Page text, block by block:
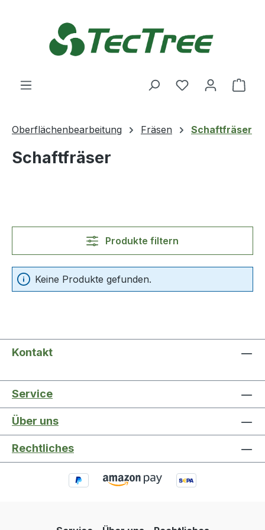
Du hast 0
Oberflächenbearbeitung Fräsen Schaftfräser
Schaftfräser
Produkte filtern
Keine Produkte gefunden.
Kontakt
Service
Über uns
Rechtliches